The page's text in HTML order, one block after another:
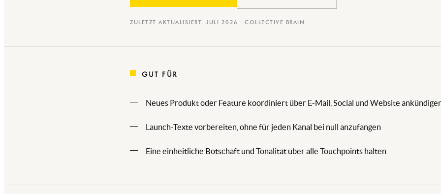
ZULETZT AKTUALISIERT: JULI 2026 · COLLECTIVE BRAIN
GUT FÜR
Neues Produkt oder Feature koordiniert über E-Mail, Social und Website
Launch-Texte vorbereiten, ohne für jeden Kanal bei null anzufangen
Eine einheitliche Botschaft und Tonalität über alle Touchpoints halten